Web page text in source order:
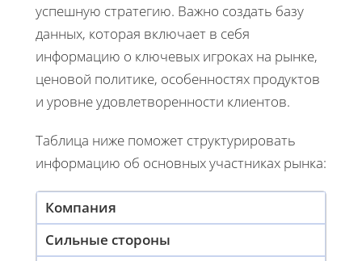
успешную стратегию. Важно создать базу
данных, которая включает в себя
информацию о ключевых игроках на рынке,
ценовой политике, особенностях продуктов
и уровне удовлетворенности клиентов.
Таблица ниже поможет структурировать
информацию об основных участниках рынка:
Компания
Сильные стороны